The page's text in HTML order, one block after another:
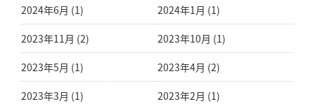
2024年6月 (1) 2024年1月 (1)
2023年11月 (2) 2023年10月 (1)
2023年5月 (1) 2023年4月 (2)
2023年3月 (1) 2023年2月 (1)